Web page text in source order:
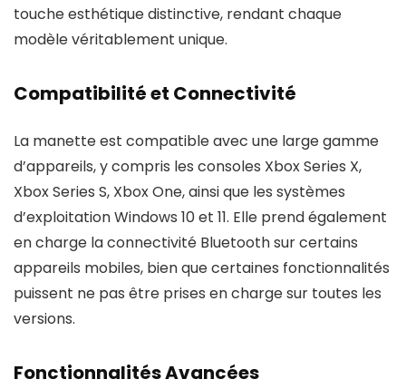
touche esthétique distinctive, rendant chaque
modèle véritablement unique.
Compatibilité et Connectivité
La manette est compatible avec une large gamme
d’appareils, y compris les consoles Xbox Series X,
Xbox Series S, Xbox One, ainsi que les systèmes
d’exploitation Windows 10 et 11. Elle prend également
en charge la connectivité Bluetooth sur certains
appareils mobiles, bien que certaines fonctionnalités
puissent ne pas être prises en charge sur toutes les
versions.
Fonctionnalités Avancées